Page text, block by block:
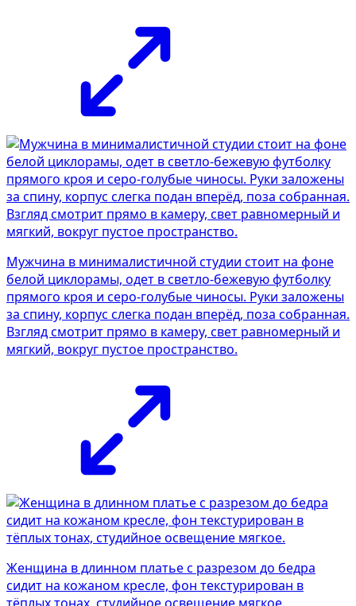
Мужчина в минималистичной студии стоит на фоне
белой циклорамы, одет в светло-бежевую футболку
прямого кроя и серо-голубые чиносы. Руки заложены
за спину, корпус слегка подан вперёд, поза собранная.
Взгляд смотрит прямо в камеру, свет равномерный и
мягкий, вокруг пустое пространство.
Женщина в длинном платье с разрезом до бедра
сидит на кожаном кресле, фон текстурирован в